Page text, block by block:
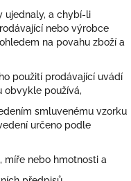
ujednaly, a chybí-li
nebo výrobce
na povahu zboží a
použití prodávající uvádí
obvykle používá,
smluvenému vzorku
určeno podle
míře nebo hmotnosti a